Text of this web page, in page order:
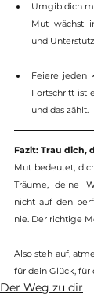
Umgib dich
Mut wächst
und
Feiere jeden
Fortschritt ist
und das zählt.
Fazit: Trau dich,
Mut bedeutet,
Träume, deine
nicht auf den
nie. Der richtige
Also steh auf,
für dein Glück, für
Der Weg zu dir